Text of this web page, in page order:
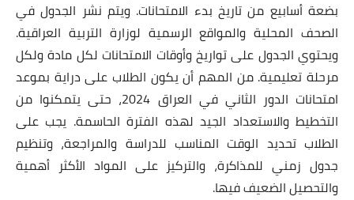
بضعة أسابيع من تاريخ بدء الامتحانات. ويتم نشر الجدول في
الصحف المحلية والمواقع الرسمية لوزارة التربية العراقية.
ويحتوي الجدول على تواريخ وأوقات الامتحانات لكل مادة ولكل
مرحلة تعليمية. من المهم أن يكون الطلاب على دراية بموعد
امتحانات الدور الثاني في العراق 2024، حتى يتمكنوا من
التخطيط والاستعداد الجيد لهذه الفترة الحاسمة. يجب على
الطلاب تحديد الوقت المناسب للدراسة والمراجعة، وتنظيم
جدول زمني للمذاكرة، والتركيز على المواد الأكثر أهمية
والتحصيل الضعيف فيها.